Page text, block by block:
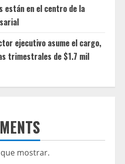
están en el centro de la
ejecutivo asume el cargo,
trimestrales de $1.7 mil
mostrar.